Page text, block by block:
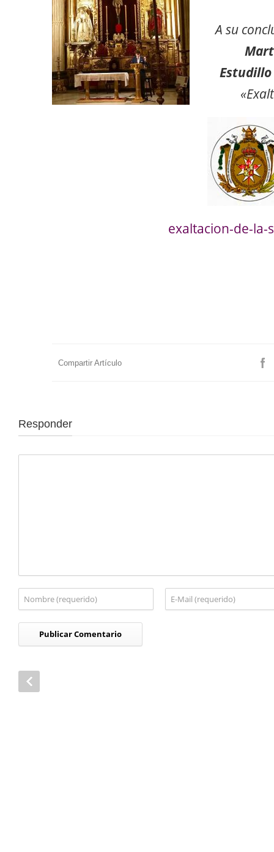
A su
Estudillo
exaltacion-de-la-
Compartir Artículo
Responder